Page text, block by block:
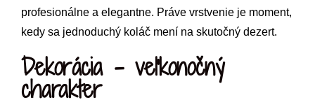
profesionálne a elegantne. Práve vrstvenie je moment,
kedy sa jednoduchý koláč mení na skutočný dezert.
Dekorácia – veľkonočný
charakter